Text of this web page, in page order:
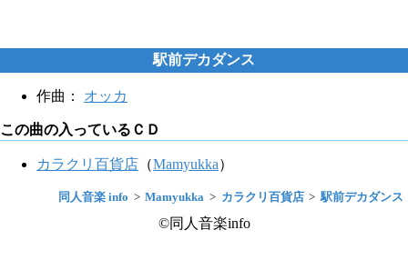
駅前デカダンス
作曲： オッカ
この曲の入っているＣＤ
カラクリ百貨店 （Mamyukka）
同人音楽 info Mamyukka カラクリ百貨店 駅前デカダンス
©同人音楽info